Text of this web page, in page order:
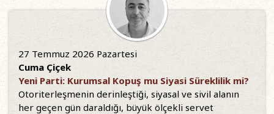
27 Temmuz 2026 Pazartesi
Cuma Çiçek
Yeni Parti: Kurumsal Kopuş mu Siyasi Süreklilik mi?
Otoriterleşmenin derinleştiği, siyasal ve sivil alanın
her geçen gün daraldığı, büyük ölçekli servet